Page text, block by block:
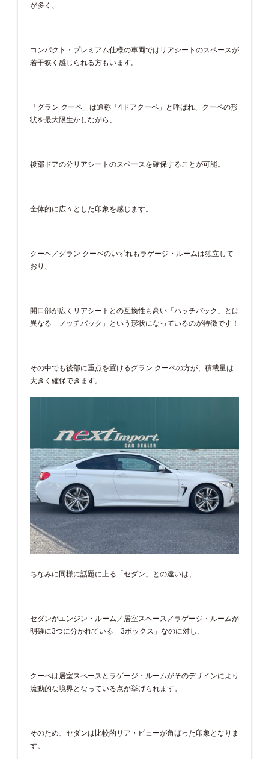
が多く、
コンパクト・プレミアム仕様の車両ではリアシートのスペースが
若干狭く感じられる方もいます。
「グラン クーペ」は通称「4ドアクーペ」と呼ばれ、クーペの形
状を最大限生かしながら、
後部ドアの分リアシートのスペースを確保することが可能。
全体的に広々とした印象を感じます。
クーペ／グラン クーペのいずれもラゲージ・ルームは独立して
おり、
開口部が広くリアシートとの互換性も高い「ハッチバック」とは
異なる「ノッチバック」という形状になっているのが特徴です！
その中でも後部に重点を置けるグラン クーペの方が、積載量は
大きく確保できます。
ちなみに同様に話題に上る「セダン」との違いは、
セダンがエンジン・ルーム／居室スペース／ラゲージ・ルームが
明確に3つに分かれている「3ボックス」なのに対し、
クーペは居室スペースとラゲージ・ルームがそのデザインにより
流動的な境界となっている点が挙げられます。
そのため、セダンは比較的リア・ビューが角ばった印象となりま
す。